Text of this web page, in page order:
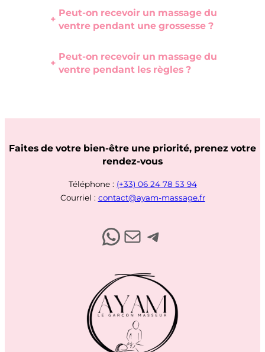
+
Peut-on recevoir un massage du
ventre pendant une grossesse ?
+
Peut-on recevoir un massage du
ventre pendant les règles ?
Faites de votre bien-être une priorité, prenez votre
rendez-vous
Téléphone : (+33) 06 24 78 53 94
Courriel : contact@ayam-massage.fr
Contactez-moi par Whatsapp Envoyez-moi un email Contactez-moi par Telegram